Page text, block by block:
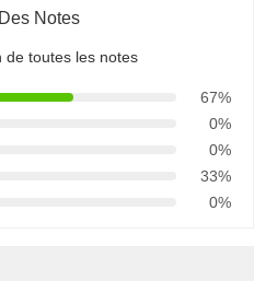
Notes
de toutes les notes
67%
0%
0%
33%
0%